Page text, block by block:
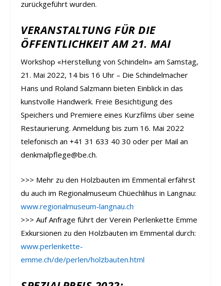
zurückgeführt wurden.
VERANSTALTUNG FÜR DIE
ÖFFENTLICHKEIT AM 21. MAI
Workshop «Herstellung von Schindeln» am Samstag,
21. Mai 2022, 14 bis 16 Uhr – Die Schindelmacher
Hans und Roland Salzmann bieten Einblick in das
kunstvolle Handwerk. Freie Besichtigung des
Speichers und Premiere eines Kurzfilms über seine
Restaurierung. Anmeldung bis zum 16. Mai 2022
telefonisch an +41 31 633 40 30 oder per Mail an
denkmalpflege@be.ch.
>>> Mehr zu den Holzbauten im Emmental erfährst
du auch im Regionalmuseum Chüechlihus in Langnau:
www.regionalmuseum-langnau.ch
>>> Auf Anfrage führt der Verein Perlenkette Emme
Exkursionen zu den Holzbauten im Emmental durch:
www.perlenkette-
emme.ch/de/perlen/holzbauten.html